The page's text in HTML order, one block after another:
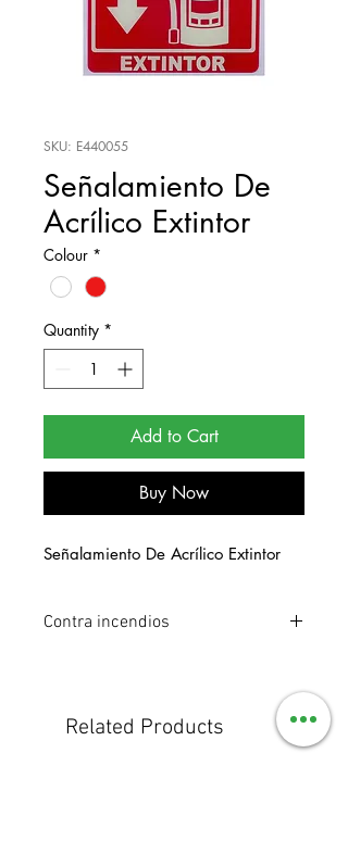
SKU: E440055
Señalamiento De
Acrílico Extintor
Colour *
Quantity *
Add to Cart
Buy Now
Señalamiento De Acrílico Extintor
Contra incendios
fotoluminiscente. Medidas 15 x 20 cm.
Related Products